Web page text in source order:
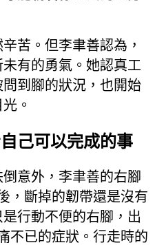
苦。但李聿善認為，
有的勇氣。她認真工
到腳的狀況，也開始
。
己可以完成的事
意外，李聿善的右腳
，斷掉的韌帶還是沒有
行動不便的右腳，出
不已的症狀。行走時的